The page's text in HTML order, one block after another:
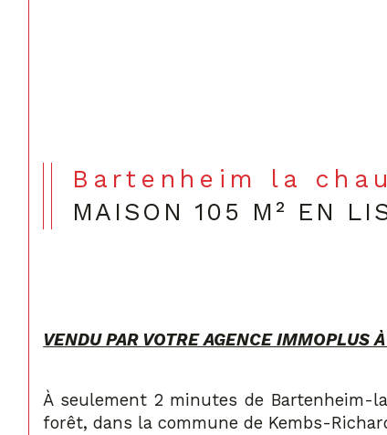
Bartenheim la
MAISON 105 M² EN
VENDU PAR VOTRE AGENCE IMMOPLUS
À seulement 2 minutes de Bartenheim-
forêt, dans la commune de Kembs-